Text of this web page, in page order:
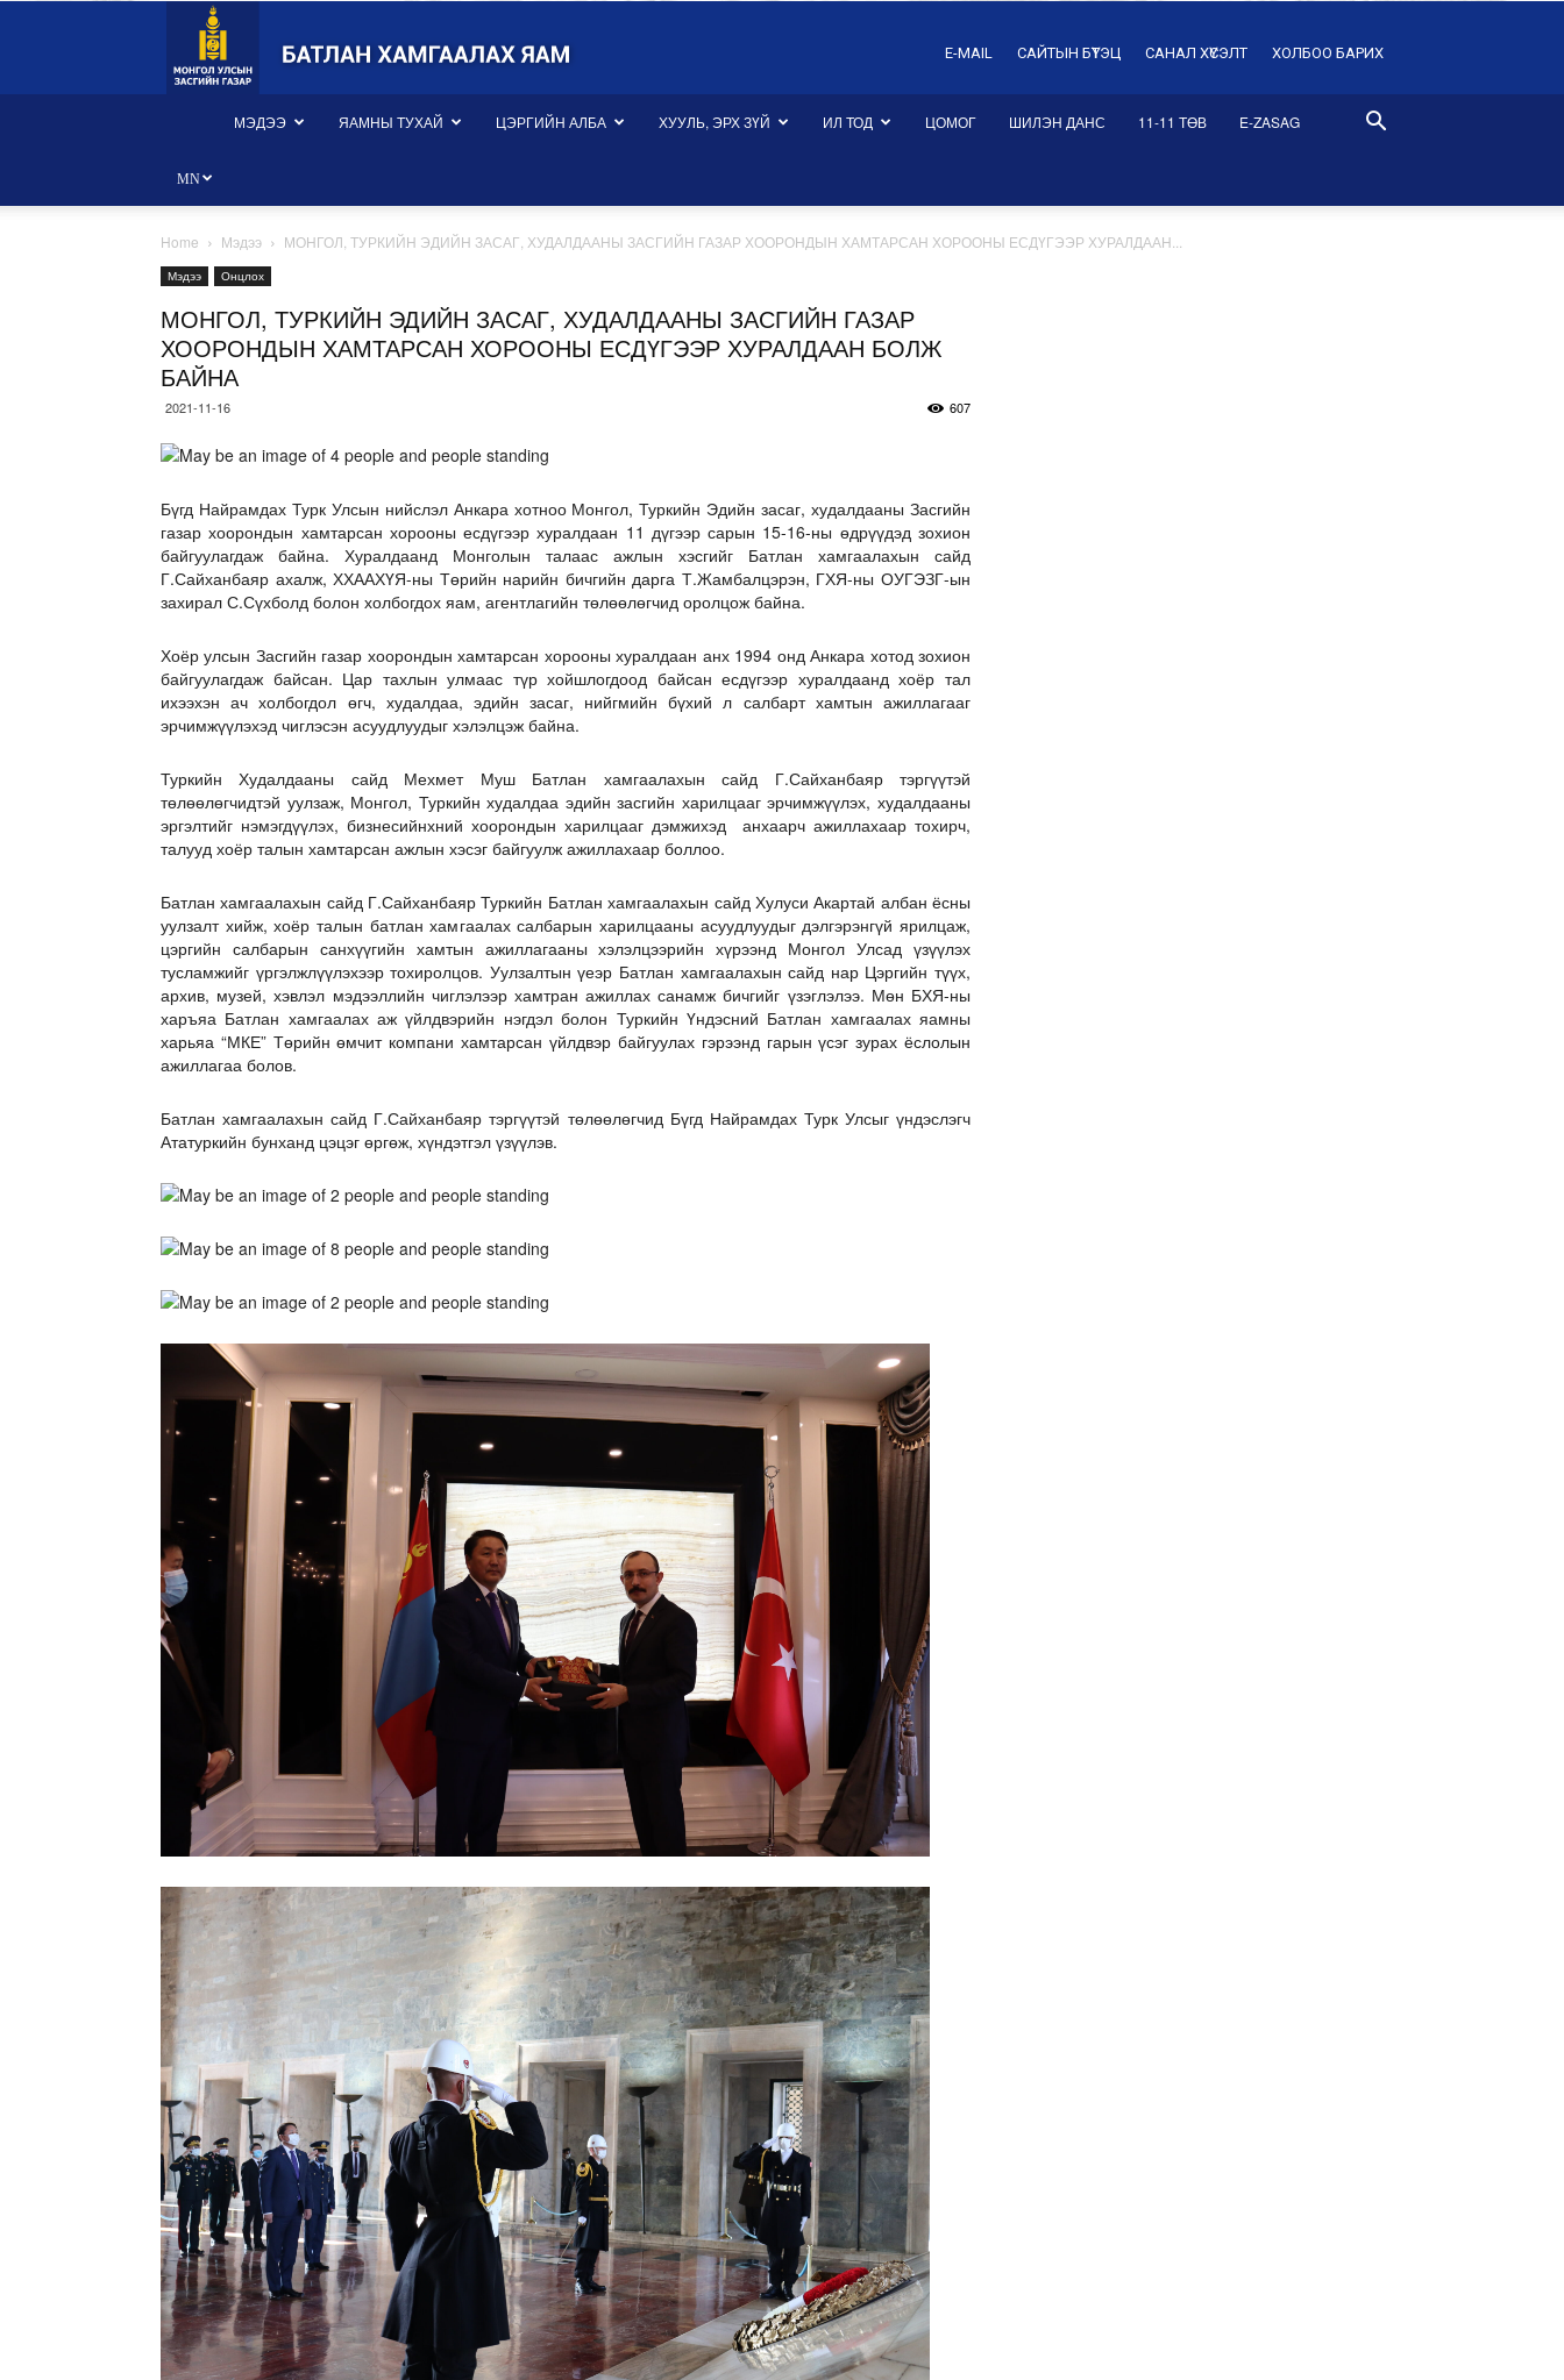
Монгол
Улсын
Батлан
хамгаалах
E-MAIL САЙТЫН БҮТЭЦ САНАЛ ХҮСЭЛТ ХОЛБОО БАРИХ
МЭДЭЭ ЯАМНЫ ТУХАЙ ЦЭРГИЙН АЛБА ХУУЛЬ, ЭРХ ЗҮЙ ИЛ ТОД ЦОМОГ ШИЛЭН ДАНС 11-11 ТӨВ E-ZASAG
MN
Home Мэдээ МОНГОЛ, ТУРКИЙН ЭДИЙН ЗАСАГ, ХУДАЛДААНЫ ЗАСГИЙН ГАЗАР ХООРОНДЫН ХАМТАРСАН ХОРООНЫ ЕСДҮГЭЭР ХУРАЛДААН...
Мэдээ Онцлох
МОНГОЛ, ТУРКИЙН ЭДИЙН ЗАСАГ, ХУДАЛДААНЫ ЗАСГИЙН ГАЗАР
ХООРОНДЫН ХАМТАРСАН ХОРООНЫ ЕСДҮГЭЭР ХУРАЛДААН БОЛЖ
БАЙНА
2021-11-16 607
Бүгд Найрамдах Турк Улсын нийслэл Анкара хотноо Монгол, Туркийн Эдийн засаг, худалдааны Засгийн
газар хоорондын хамтарсан хорооны есдүгээр хуралдаан 11 дүгээр сарын 15-16-ны өдрүүдэд зохион
байгуулагдаж байна. Хуралдаанд Монголын талаас ажлын хэсгийг Батлан хамгаалахын сайд
Г.Сайханбаяр ахалж, ХХААХҮЯ-ны Төрийн нарийн бичгийн дарга Т.Жамбалцэрэн, ГХЯ-ны ОУГЭЗГ-ын
захирал С.Сүхболд болон холбогдох яам, агентлагийн төлөөлөгчид оролцож байна.
Хоёр улсын Засгийн газар хоорондын хамтарсан хорооны хуралдаан анх 1994 онд Анкара хотод зохион
байгуулагдаж байсан. Цар тахлын улмаас түр хойшлогдоод байсан есдүгээр хуралдаанд хоёр тал
ихээхэн ач холбогдол өгч, худалдаа, эдийн засаг, нийгмийн бүхий л салбарт хамтын ажиллагааг
эрчимжүүлэхэд чиглэсэн асуудлуудыг хэлэлцэж байна.
Туркийн Худалдааны сайд Мехмет Муш Батлан хамгаалахын сайд Г.Сайханбаяр тэргүүтэй
төлөөлөгчидтэй уулзаж, Монгол, Туркийн худалдаа эдийн засгийн харилцааг эрчимжүүлэх, худалдааны
эргэлтийг нэмэгдүүлэх, бизнесийнхний хоорондын харилцааг дэмжихэд анхаарч ажиллахаар тохирч,
талууд хоёр талын хамтарсан ажлын хэсэг байгуулж ажиллахаар боллоо.
Батлан хамгаалахын сайд Г.Сайханбаяр Туркийн Батлан хамгаалахын сайд Хулуси Акартай албан ёсны
уулзалт хийж, хоёр талын батлан хамгаалах салбарын харилцааны асуудлуудыг дэлгэрэнгүй ярилцаж,
цэргийн салбарын санхүүгийн хамтын ажиллагааны хэлэлцээрийн хүрээнд Монгол Улсад үзүүлэх
тусламжийг үргэлжлүүлэхээр тохиролцов. Уулзалтын үеэр Батлан хамгаалахын сайд нар Цэргийн түүх,
архив, музей, хэвлэл мэдээллийн чиглэлээр хамтран ажиллах санамж бичгийг үзэглэлээ. Мөн БХЯ-ны
харъяа Батлан хамгаалах аж үйлдвэрийн нэгдэл болон Туркийн Үндэсний Батлан хамгаалах яамны
харьяа “МКЕ” Төрийн өмчит компани хамтарсан үйлдвэр байгуулах гэрээнд гарын үсэг зурах ёслолын
ажиллагаа болов.
Батлан хамгаалахын сайд Г.Сайханбаяр тэргүүтэй төлөөлөгчид Бүгд Найрамдах Турк Улсыг үндэслэгч
Ататуркийн бунханд цэцэг өргөж, хүндэтгэл үзүүлэв.